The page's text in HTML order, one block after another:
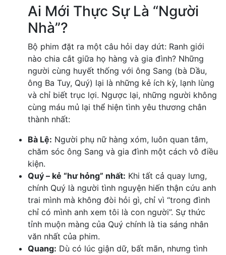
Ai Mới Thực Sự Là “Người
Nhà”?
Bộ phim đặt ra một câu hỏi day dứt: Ranh giới
nào chia cắt giữa họ hàng và gia đình? Những
người cùng huyết thống với ông Sang (bà Dầu,
ông Ba Tuy, Quý) lại là những kẻ ích kỳ, lạnh lùng
và chỉ biết trục lợi. Ngược lại, những người không
cùng máu mủ lại thể hiện tình yêu thương chân
thành nhất:
Bà Lệ: Người phụ nữ hàng xóm, luôn quan tâm,
chăm sóc ông Sang và gia đình một cách vô điều
kiện.
Quý – kẻ “hư hỏng” nhất: Khi tất cả quay lưng,
chính Quý là người tình nguyện hiến thận cứu anh
trai mình mà không đòi hỏi gì, chỉ vì “trong đình
chỉ có mình anh xem tôi là con người”. Sự thức
tỉnh muộn màng của Quý chính là tia sáng nhân
văn nhất của phim.
Quang: Dù có lúc giận dữ, bất mãn, nhưng tình